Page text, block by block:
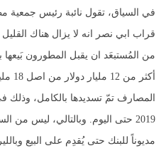
في السياق، تقول نائبة رئيس جمعية
قراب ابي نصر انه لا يزال هناك
من المُستبعَد ان يقبل المطورون بَيعها
المصارف تمّ تسديدها بالكامل، وذلك
2019 حتى اليوم. وبالتالي، ليس من
مديوناً للبنك حتى يُقدِم على البيع